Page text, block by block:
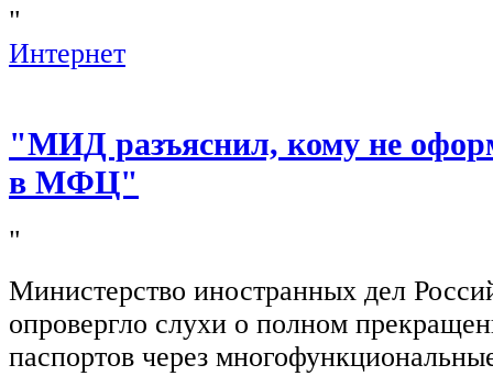
"
Интернет
"МИД разъяснил, кому не
в МФЦ"
"
Министерство иностранных дел
опровергло слухи о полном
паспортов через